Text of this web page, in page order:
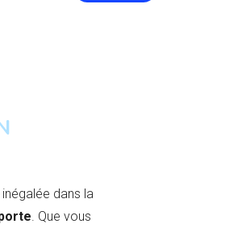
dans la
. Que vous